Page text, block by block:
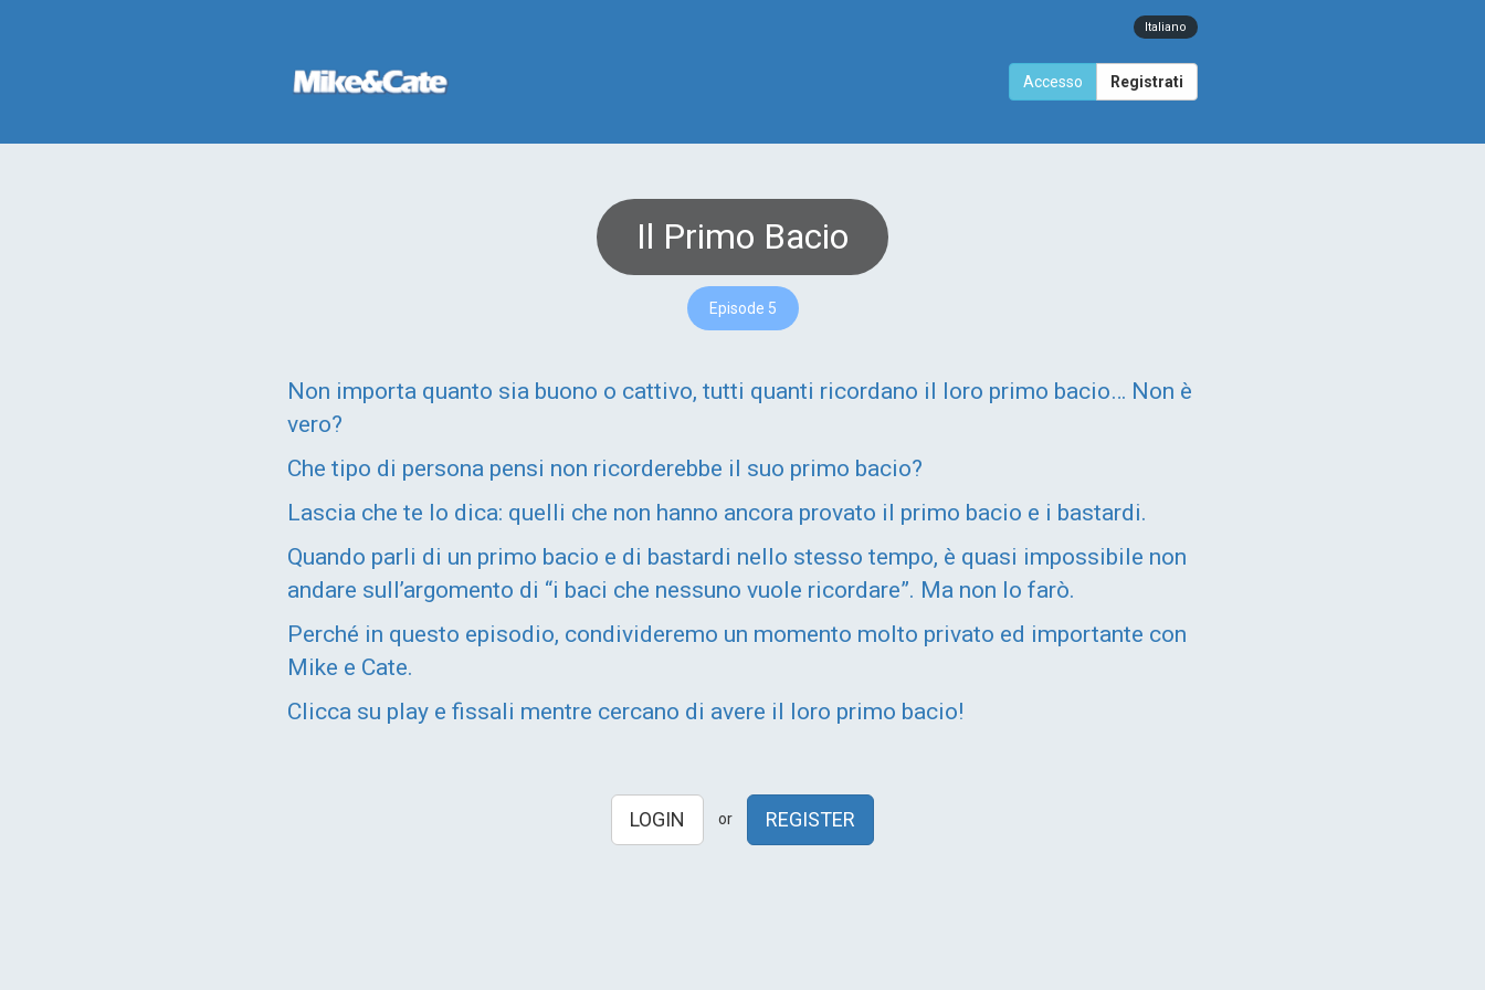
Italiano
Accesso Registrati
Il Primo Bacio
Episode 5
Non importa quanto sia buono o cattivo, tutti quanti ricordano il loro primo bacio… Non è
vero?
Che tipo di persona pensi non ricorderebbe il suo primo bacio?
Lascia che te lo dica: quelli che non hanno ancora provato il primo bacio e i bastardi.
Quando parli di un primo bacio e di bastardi nello stesso tempo, è quasi impossibile non
andare sull’argomento di “i baci che nessuno vuole ricordare”. Ma non lo farò.
Perché in questo episodio, condivideremo un momento molto privato ed importante con
Mike e Cate.
Clicca su play e fissali mentre cercano di avere il loro primo bacio!
LOGIN or REGISTER